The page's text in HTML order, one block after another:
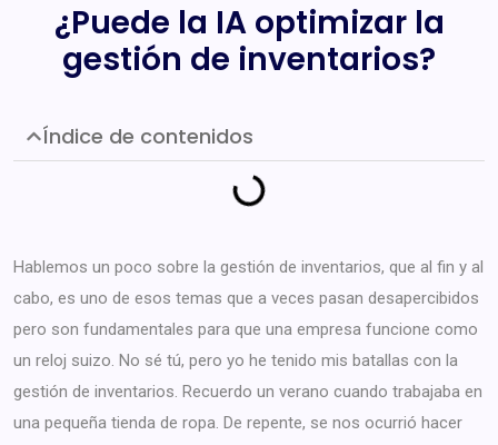
¿Puede la IA optimizar la
gestión de inventarios?
Índice de contenidos
Hablemos un poco sobre la gestión de inventarios, que al fin y al
cabo, es uno de esos temas que a veces pasan desapercibidos
pero son fundamentales para que una empresa funcione como
un reloj suizo. No sé tú, pero yo he tenido mis batallas con la
gestión de inventarios. Recuerdo un verano cuando trabajaba en
una pequeña tienda de ropa. De repente, se nos ocurrió hacer